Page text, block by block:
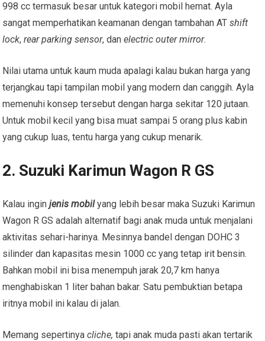
998 cc termasuk besar untuk kategori mobil hemat. Ayla
sangat memperhatikan keamanan dengan tambahan ATshift
lock,rear parkingsensor, danelectric outer mirror.
Nilai utama untuk kaum muda apalagi kalau bukan harga yang
terjangkau tapi tampilan mobil yang modern dan canggih. Ayla
memenuhi konsep tersebut dengan harga sekitar 120 jutaan.
Untuk mobil kecil yang bisa muat sampai 5 orang plus kabin
yang cukup luas, tentu harga yang cukup menarik.
2. Suzuki Karimun Wagon R GS
Kalau inginjenis mobilyang lebih besar maka Suzuki Karimun
Wagon R GS adalah alternatif bagi anak muda untuk menjalani
aktivitas sehari-harinya. Mesinnya bandel dengan DOHC 3
silinder dan kapasitas mesin 1000 cc yang tetap irit bensin.
Bahkan mobil ini bisa menempuh jarak 20,7 km hanya
menghabiskan 1 liter bahan bakar. Satu pembuktian betapa
iritnya mobil ini kalau di jalan.
Memang sepertinyacliche, tapi anak muda pasti akan tertarik